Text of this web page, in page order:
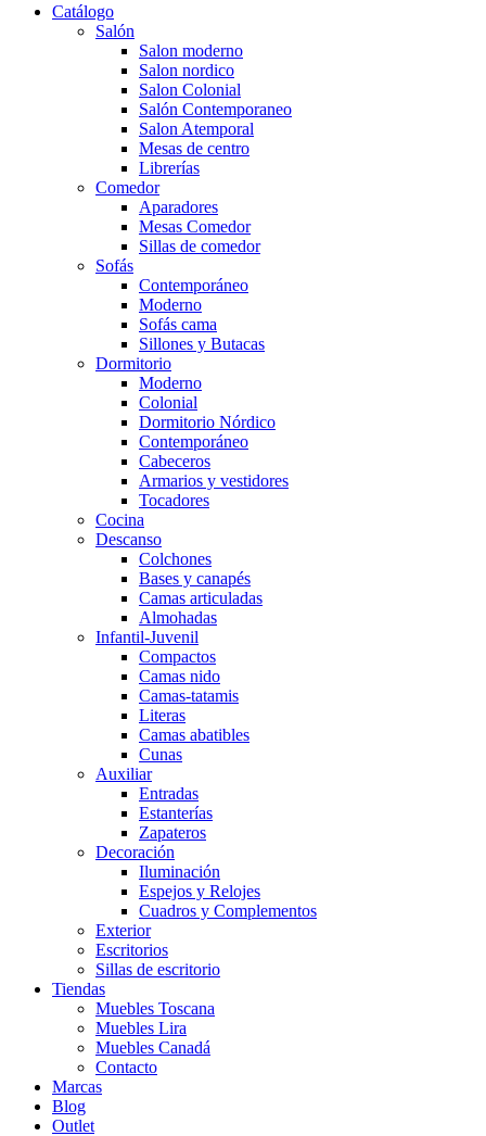
Catálogo
Salón
Salon moderno
Salon nordico
Salon Colonial
Salón Contemporaneo
Salon Atemporal
Mesas de centro
Librerías
Comedor
Aparadores
Mesas Comedor
Sillas de comedor
Sofás
Contemporáneo
Moderno
Sofás cama
Sillones y Butacas
Dormitorio
Moderno
Colonial
Dormitorio Nórdico
Contemporáneo
Cabeceros
Armarios y vestidores
Tocadores
Cocina
Descanso
Colchones
Bases y canapés
Camas articuladas
Almohadas
Infantil-Juvenil
Compactos
Camas nido
Camas-tatamis
Literas
Camas abatibles
Cunas
Auxiliar
Entradas
Estanterías
Zapateros
Decoración
Iluminación
Espejos y Relojes
Cuadros y Complementos
Exterior
Escritorios
Sillas de escritorio
Tiendas
Muebles Toscana
Muebles Lira
Muebles Canadá
Contacto
Marcas
Blog
Outlet